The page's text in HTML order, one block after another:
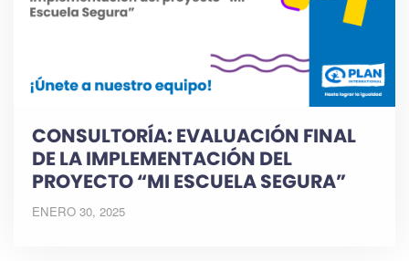
CONSULTORÍA: EVALUACIÓN FINAL
DE LA IMPLEMENTACIÓN DEL
PROYECTO “MI ESCUELA SEGURA”
ENERO 30, 2025